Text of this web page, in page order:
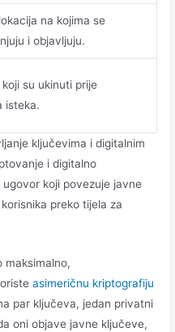
na kojima se
i objavljuju.
su ukinuti prije
isteka.
ključevima i digitalnim
i digitalno
koji povezuje javne
preko tijela za
maksimalno,
asimeričnu kriptografiju
par ključeva, jedan privatni
oni objave javne ključeve,